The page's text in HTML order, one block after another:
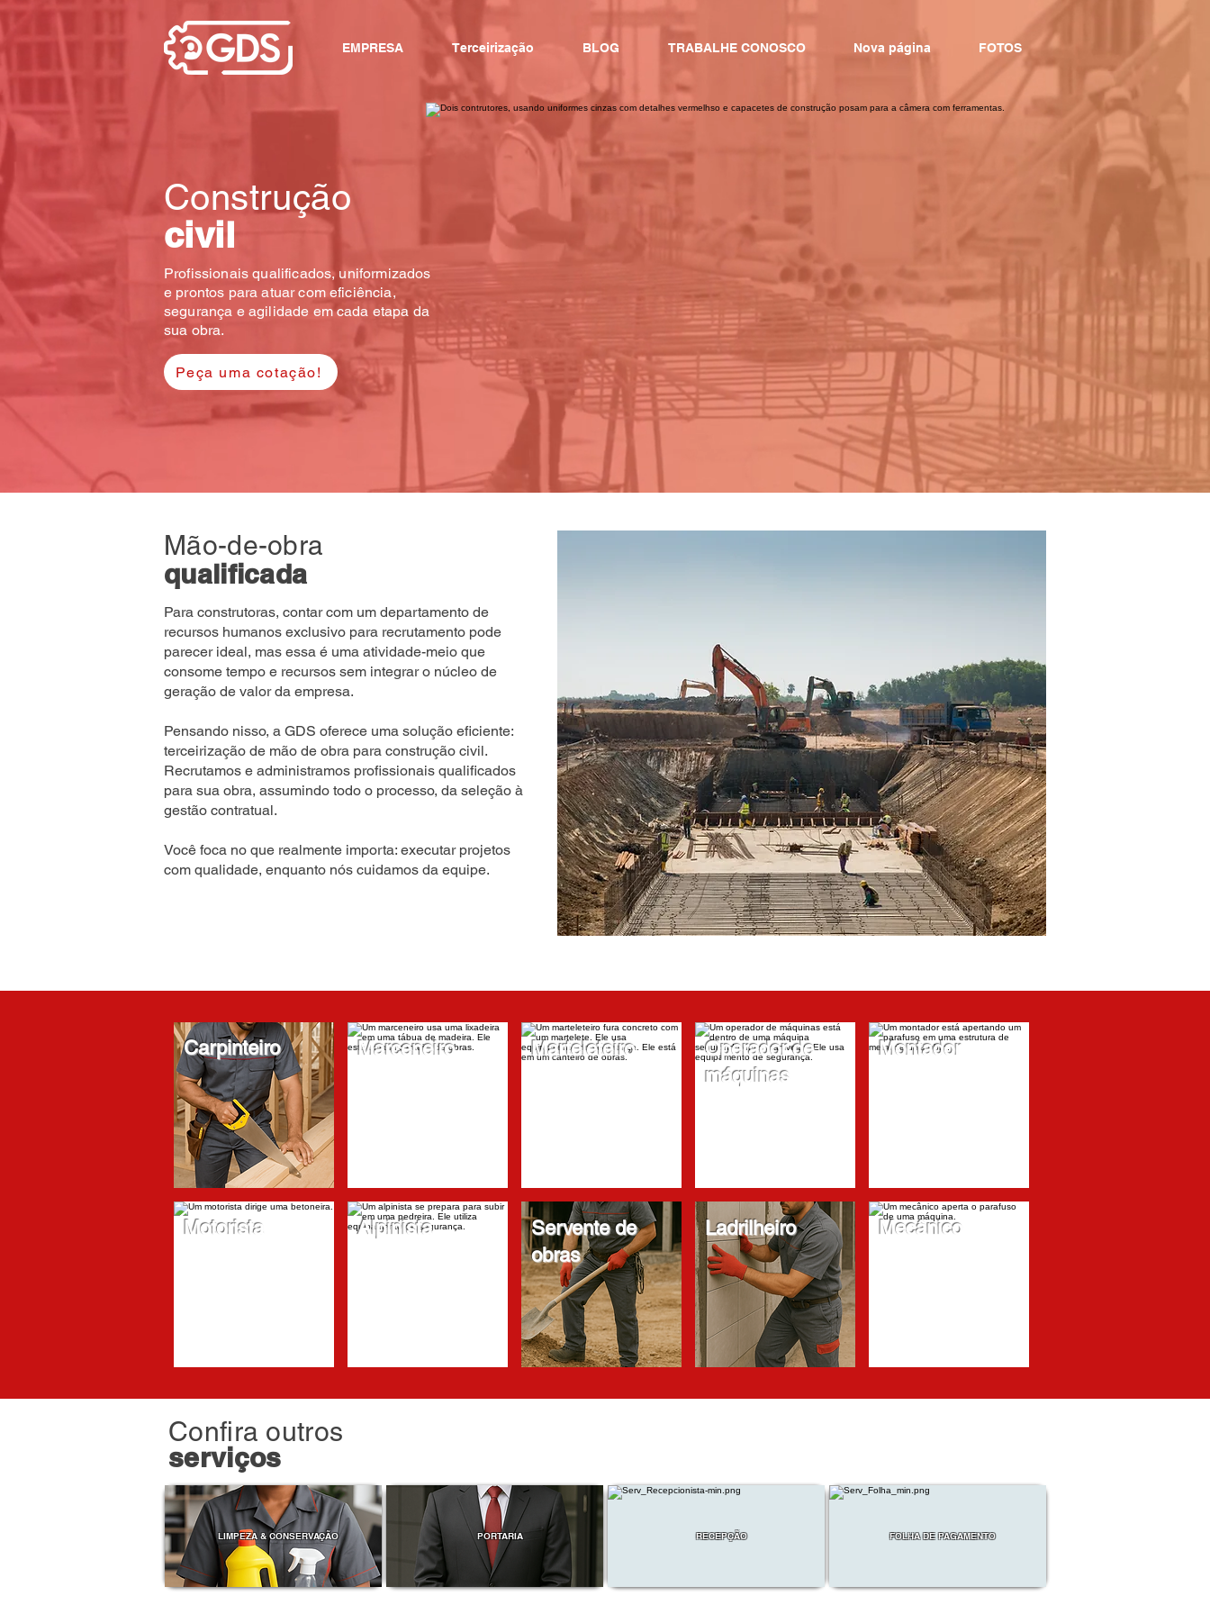
EMPRESA Terceirização BLOG TRABALHE CONOSCO Nova página FOTOS
Construção
civil
Profissionais qualificados, uniformizados
e prontos para atuar com eficiência,
segurança e agilidade em cada etapa da
sua obra.
Peça uma cotação!
Mão-de-obra
qualificada
Para construtoras, contar com um departamento de
recursos humanos exclusivo para recrutamento pode
parecer ideal, mas essa é uma atividade-meio que
consome tempo e recursos sem integrar o núcleo de
geração de valor da empresa.
Pensando nisso, a GDS oferece uma solução eficiente:
terceirização de mão de obra para construção civil.
Recrutamos e administramos profissionais qualificados
para sua obra, assumindo todo o processo, da seleção à
gestão contratual.
Você foca no que realmente importa: executar projetos
com qualidade, enquanto nós cuidamos da equipe.
Carpinteiro
Motorista
Marceneiro
Alpinista
Marteleteiro
Servente de
obras
Operador de
máquinas
Ladrilheiro
Montador
Mecânico
Confira outros
serviços
LIMPEZA & CONSERVAÇÃO PORTARIA RECEPÇÃO FOLHA DE PAGAMENTO